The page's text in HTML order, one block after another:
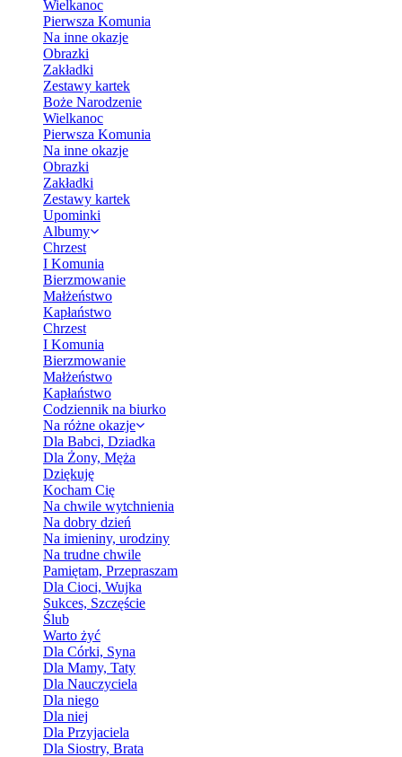
Wielkanoc
Pierwsza Komunia
Na inne okazje
Obrazki
Zakładki
Zestawy kartek
Boże Narodzenie
Wielkanoc
Pierwsza Komunia
Na inne okazje
Obrazki
Zakładki
Zestawy kartek
Upominki
Albumy
Chrzest
I Komunia
Bierzmowanie
Małżeństwo
Kapłaństwo
Chrzest
I Komunia
Bierzmowanie
Małżeństwo
Kapłaństwo
Codziennik na biurko
Na różne okazje
Dla Babci, Dziadka
Dla Żony, Męża
Dziękuję
Kocham Cię
Na chwile wytchnienia
Na dobry dzień
Na imieniny, urodziny
Na trudne chwile
Pamiętam, Przepraszam
Dla Cioci, Wujka
Sukces, Szczęście
Ślub
Warto żyć
Dla Córki, Syna
Dla Mamy, Taty
Dla Nauczyciela
Dla niego
Dla niej
Dla Przyjaciela
Dla Siostry, Brata